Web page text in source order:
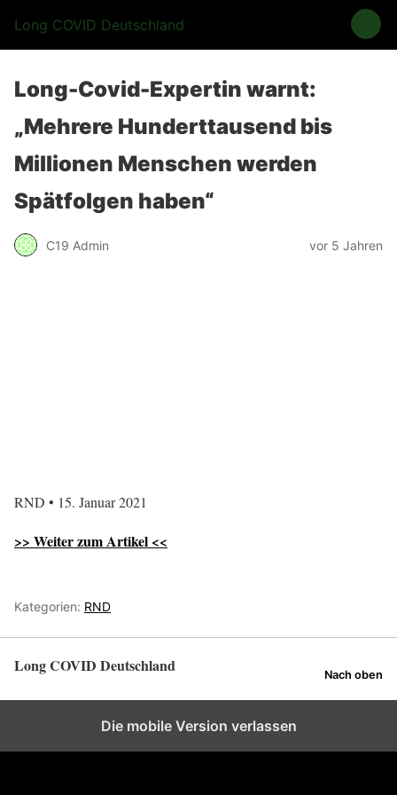
Long COVID Deutschland
Long-Covid-Expertin warnt:
„Mehrere Hunderttausend bis
Millionen Menschen werden
Spätfolgen haben“
C19 Admin vor 5 Jahren
RND • 15. Januar 2021
>> Weiter zum Artikel <<
Kategorien: RND
Long COVID Deutschland Nach oben
Die mobile Version verlassen